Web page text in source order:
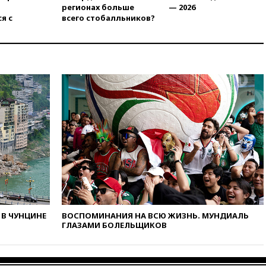
12:44
рекордного показателя
женщина и трехлетний
ребенок погибли при падении
из окна
12:22В России с 1 сентября
изменятся билеты на
общественный транспорт
12:15Иран и Оман
согласовали главные пункты
сделки по открытию
Ормузского пролива
11:58Politico: США
восстановили обмен
разведданными с Украиной
11:58Великобритания
расширила санкции против
с
регионах больше
всего стобалльников?
— 2026
ЧУНЦИНЕ
ВОСПОМИНАНИЯ НА ВСЮ ЖИЗНЬ. МУНДИАЛЬ
ГЛАЗАМИ БОЛЕЛЬЩИКОВ